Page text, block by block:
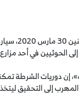
ضبطت
في أحد مزارع
إن دوريات
إلى التحقيق